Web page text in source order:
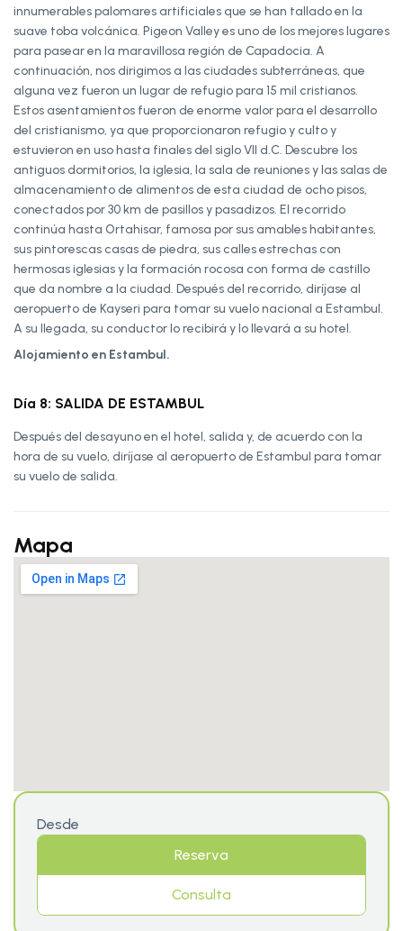
innumerables palomares artificiales que se han tallado en la
suave toba volcánica. Pigeon Valley es uno de los mejores lugares
para pasear en la maravillosa región de Capadocia. A
continuación, nos dirigimos a las ciudades subterráneas, que
alguna vez fueron un lugar de refugio para 15 mil cristianos.
Estos asentamientos fueron de enorme valor para el desarrollo
del cristianismo, ya que proporcionaron refugio y culto y
estuvieron en uso hasta finales del siglo VII d.C. Descubre los
antiguos dormitorios, la iglesia, la sala de reuniones y las salas de
almacenamiento de alimentos de esta ciudad de ocho pisos,
conectados por 30 km de pasillos y pasadizos. El recorrido
continúa hasta Ortahisar, famosa por sus amables habitantes,
sus pintorescas casas de piedra, sus calles estrechas con
hermosas iglesias y la formación rocosa con forma de castillo
que da nombre a la ciudad. Después del recorrido, diríjase al
aeropuerto de Kayseri para tomar su vuelo nacional a Estambul.
A su llegada, su conductor lo recibirá y lo llevará a su hotel.
Alojamiento en Estambul.
Día 8: SALIDA DE ESTAMBUL
Después del desayuno en el hotel, salida y, de acuerdo con la
hora de su vuelo, diríjase al aeropuerto de Estambul para tomar
su vuelo de salida.
Mapa
Desde
Reserva
Consulta